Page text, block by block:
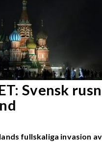
Svensk
fullskaliga invasion